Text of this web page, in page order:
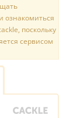
ознакомиться
поскольку
сервисом